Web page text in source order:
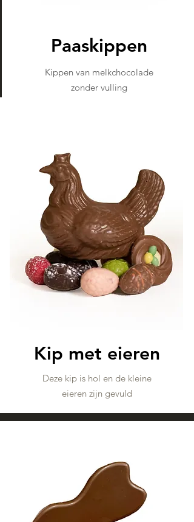
Paaskippen
Kippen van melkchocolade
zonder vulling
Kip met eieren
Deze kip is hol en de kleine
eieren zijn gevuld